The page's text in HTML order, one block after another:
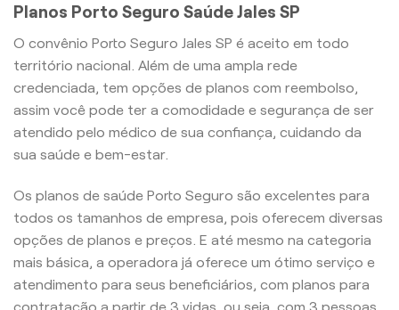
Planos Porto Seguro Saúde Jales SP
O convênio Porto Seguro Jales SP é aceito em todo
território nacional. Além de uma ampla rede
credenciada, tem opções de planos com reembolso,
assim você pode ter a comodidade e segurança de ser
atendido pelo médico de sua confiança, cuidando da
sua saúde e bem-estar.
Os planos de saúde Porto Seguro são excelentes para
todos os tamanhos de empresa, pois oferecem diversas
opções de planos e preços. E até mesmo na categoria
mais básica, a operadora já oferece um ótimo serviço e
atendimento para seus beneficiários, com planos para
contratação a partir de 3 vidas, ou seja, com 3 pessoas